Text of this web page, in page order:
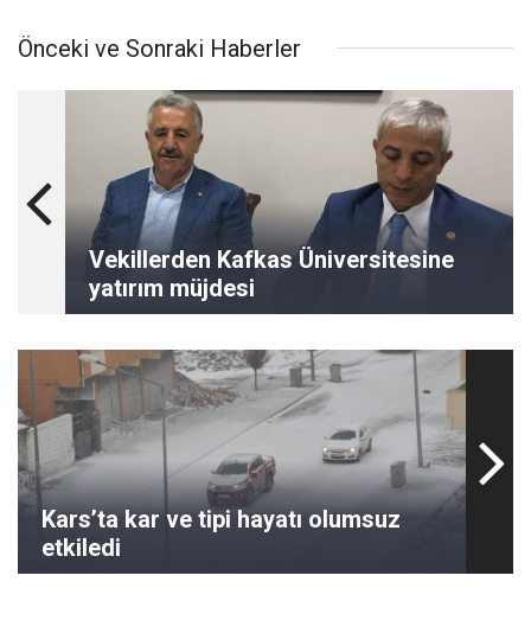
Önceki ve Sonraki Haberler
Vekillerden Kafkas Üniversitesine
yatırım müjdesi
Kars’ta kar ve tipi hayatı olumsuz
etkiledi